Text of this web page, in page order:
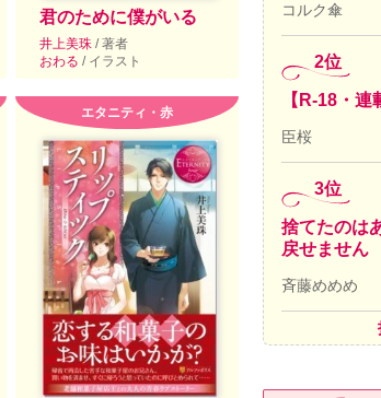
君のために僕がいる
井上美珠 / 著者
おわる / イラスト
エタニティ・赤
コルク傘
2位
【R-18・
臣桜
3位
捨てたのは
戻せません
斉藤めめめ